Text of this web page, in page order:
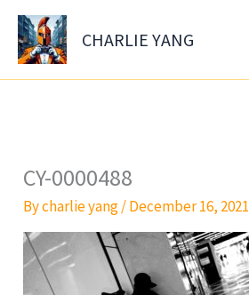
Skip
content
CHARLIE YANG
CY-0000488
Bycharlie yang/December 16, 2021